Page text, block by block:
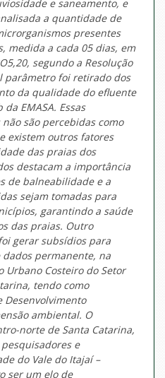
e saneamento, e
a quantidade de
presentes
medida a cada 05 dias, em
segundo a Resolução
parâmetro foi retirado dos
da qualidade do efluente
EMASA. Essas
são percebidas como
existem outros fatores
das praias dos
destacam a importância
de balneabilidade e a
sejam tomadas para
garantindo a saúde
das praias. Outro
gerar subsídios para
permanente, na
Urbano Costeiro do Setor
tendo como
Desenvolvimento
ambiental. O
norte de Santa Catarina,
e
do Vale do Itajaí –
ser um elo de